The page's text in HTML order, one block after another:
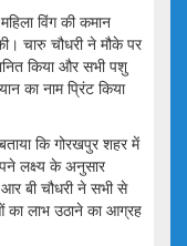
विंग की कमान
चारु चौधरी ने मौके पर
किया और सभी पशु
का नाम प्रिंट किया
कि गोरखपुर शहर में
लक्ष्य के अनुसार
बी चौधरी ने सभी से
का लाभ उठाने का आग्रह